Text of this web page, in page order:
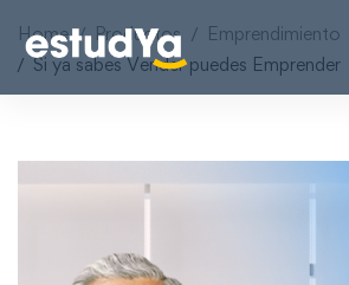
Home Productos
Emprendimiento
Si ya sabes Vender puedes Emprender